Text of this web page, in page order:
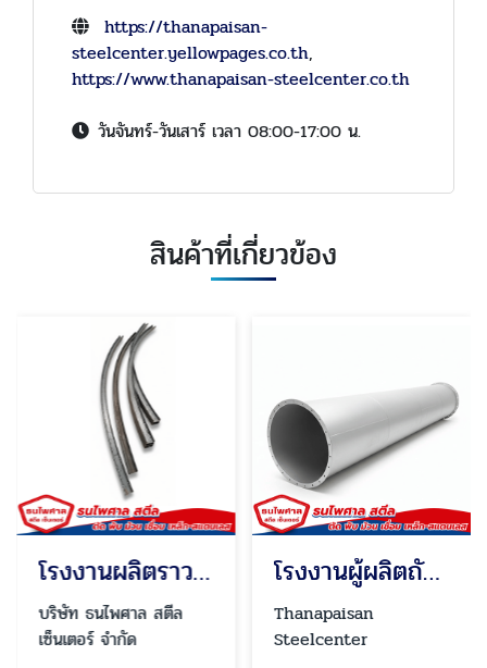
https://thanapaisan-
steelcenter.yellowpages.co.th,
https://www.thanapaisan-steelcenter.co.th
วันจันทร์-วันเสาร์ เวลา 08:00-17:00 น.
สินค้าที่เกี่ยวข้อง
โรงงานผลิตราวบันได ราวกันตก ประตูรั้ว สำหรับงานโครงการ
บริษัท ธนไพศาล สตีล
เซ็นเตอร์ จำกัด
โรงงานผู้ผลิตถังสแตนเลสอุตสาหกรรม นนทบุรี ปทุมธานี
Thanapaisan
Steelcenter